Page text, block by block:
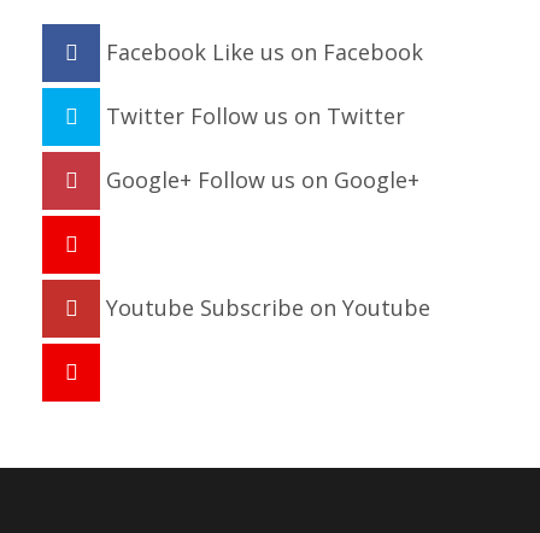
Facebook Like us on Facebook
Twitter Follow us on Twitter
Google+ Follow us on Google+
Youtube Subscribe on Youtube